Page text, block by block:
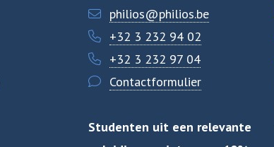
philios@philios.be
+32 3 232 94 02
+32 3 232 97 04
Contactformulier
Studenten uit een relevante